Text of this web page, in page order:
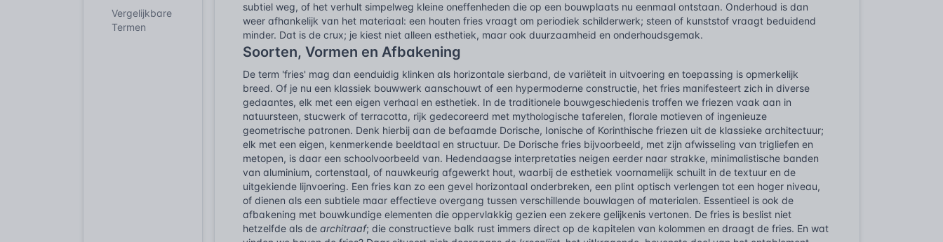
Vergelijkbare
Termen
subtiel weg, of het verhult simpelweg kleine oneffenheden die op een bouwplaats nu eenmaal ontstaan. Onderhoud is dan
weer afhankelijk van het materiaal: een houten fries vraagt om periodiek schilderwerk; steen of kunststof vraagt beduidend
minder. Dat is de crux; je kiest niet alleen esthetiek, maar ook duurzaamheid en onderhoudsgemak.
Soorten, Vormen en Afbakening
De term 'fries' mag dan eenduidig klinken als horizontale sierband, de variëteit in uitvoering en toepassing is opmerkelijk
breed. Of je nu een klassiek bouwwerk aanschouwt of een hypermoderne constructie, het fries manifesteert zich in diverse
gedaantes, elk met een eigen verhaal en esthetiek. In de traditionele bouwgeschiedenis troffen we friezen vaak aan in
natuursteen, stucwerk of terracotta, rijk gedecoreerd met mythologische taferelen, florale motieven of ingenieuze
geometrische patronen. Denk hierbij aan de befaamde Dorische, Ionische of Korinthische friezen uit de klassieke architectuur;
elk met een eigen, kenmerkende beeldtaal en structuur. De Dorische fries bijvoorbeeld, met zijn afwisseling van trigliefen en
metopen, is daar een schoolvoorbeeld van. Hedendaagse interpretaties neigen eerder naar strakke, minimalistische banden
van aluminium, cortenstaal, of nauwkeurig afgewerkt hout, waarbij de esthetiek voornamelijk schuilt in de textuur en de
uitgekiende lijnvoering. Een fries kan zo een gevel horizontaal onderbreken, een plint optisch verlengen tot een hoger niveau,
of dienen als een subtiele maar effectieve overgang tussen verschillende bouwlagen of materialen. Essentieel is ook de
afbakening met bouwkundige elementen die oppervlakkig gezien een zekere gelijkenis vertonen. De fries is beslist niet
hetzelfde als dearchitraaf; die constructieve balk rust immers direct op de kapitelen van kolommen en draagt de fries. En wat